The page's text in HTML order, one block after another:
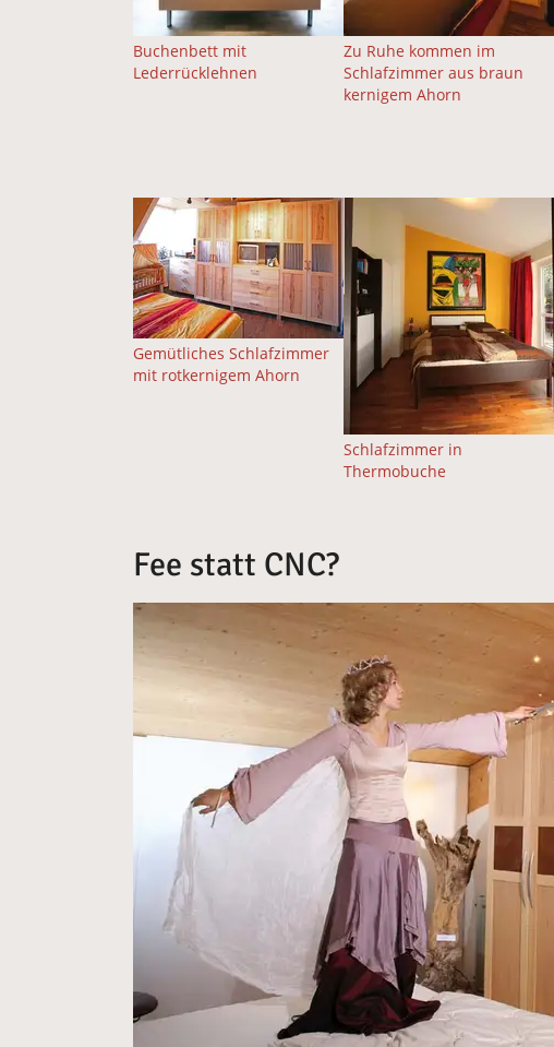
Buchenbett mit
Lederrücklehnen
Zu Ruhe kommen im
Schlafzimmer aus braun
kernigem Ahorn
Gemütliches Schlafzimmer
mit rotkernigem Ahorn
Schlafzimmer in
Thermobuche
Fee statt CNC?
Vergrößerte Version anzeigen